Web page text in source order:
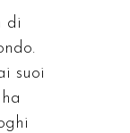
di
suoi